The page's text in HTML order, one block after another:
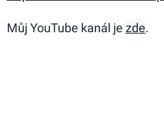
Můj YouTube kanál je zde.